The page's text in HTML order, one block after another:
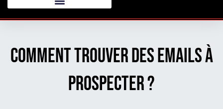
Comment trouver des emails à
prospecter ?